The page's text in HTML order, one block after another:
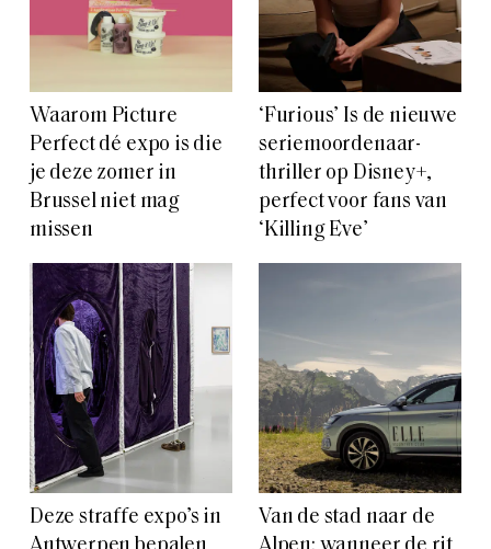
Waarom Picture
Perfect dé expo is die
je deze zomer in
Brussel niet mag
missen
‘Furious’ Is de nieuwe
seriemoordenaar-
thriller op Disney+,
perfect voor fans van
‘Killing Eve’
Deze straffe expo’s in
Van de stad naar de